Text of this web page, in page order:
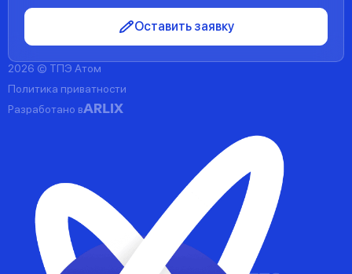
Оставить заявку
2026 © ТПЭ Атом
Политика приватности
Разработано в